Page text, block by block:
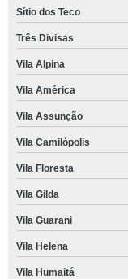
Sítio dos Teco
Três Divisas
Vila Alpina
Vila América
Vila Assunção
Vila Camilópolis
Vila Floresta
Vila Gilda
Vila Guarani
Vila Helena
Vila Humaitá